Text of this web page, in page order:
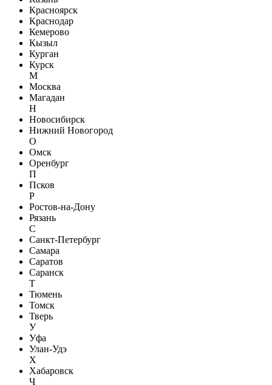
Красноярск
Краснодар
Кемерово
Кызыл
Курган
Курск
М
Москва
Магадан
Н
Новосибирск
Нижний Новогород
О
Омск
Оренбург
П
Псков
Р
Ростов-на-Дону
Рязань
С
Санкт-Петербург
Самара
Саратов
Саранск
Т
Тюмень
Томск
Тверь
У
Уфа
Улан-Удэ
Х
Хабаровск
Ч